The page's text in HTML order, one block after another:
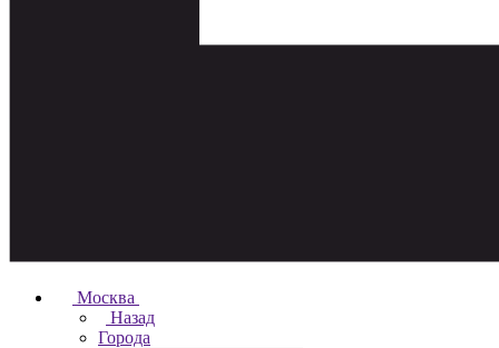
Москва
Назад
Города